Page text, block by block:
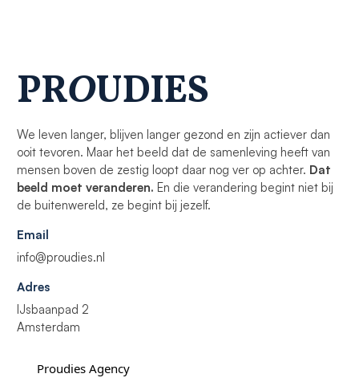
PROUDIES
We leven langer, blijven langer gezond en zijn actiever dan
ooit tevoren. Maar het beeld dat de samenleving heeft van
mensen boven de zestig loopt daar nog ver op achter. Dat
beeld moet veranderen. En die verandering begint niet bij
de buitenwereld, ze begint bij jezelf.
Email
info@proudies.nl
Adres
IJsbaanpad 2
Amsterdam
Proudies Agency